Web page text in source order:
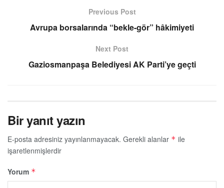
Previous Post
Avrupa borsalarında “bekle-gör” hâkimiyeti
Next Post
Gaziosmanpaşa Belediyesi AK Parti’ye geçti
Bir yanıt yazın
E-posta adresiniz yayınlanmayacak. Gerekli alanlar * ile
işaretlenmişlerdir
Yorum *